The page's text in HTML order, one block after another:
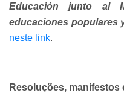
Educación junto al
educaciones populares
neste link.
Resoluções, manifestos